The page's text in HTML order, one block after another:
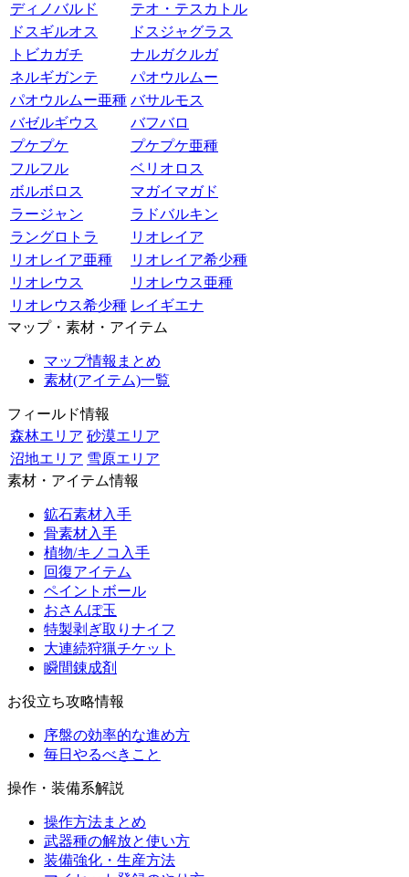
ディノバルド
テオ・テスカトル
ドスギルオス
ドスジャグラス
トビカガチ
ナルガクルガ
ネルギガンテ
パオウルムー
パオウルムー亜種 バサルモス
バゼルギウス
バフバロ
プケプケ
プケプケ亜種
フルフル
ベリオロス
ボルボロス
マガイマガド
ラージャン
ラドバルキン
ラングロトラ
リオレイア
リオレイア亜種
リオレイア希少種
リオレウス
リオレウス亜種
リオレウス希少種 レイギエナ
マップ・素材・アイテム
マップ情報まとめ
素材(アイテム)一覧
フィールド情報
森林エリア 砂漠エリア
沼地エリア 雪原エリア
素材・アイテム情報
鉱石素材入手
骨素材入手
植物/キノコ入手
回復アイテム
ペイントボール
おさんぽ玉
特製剥ぎ取りナイフ
大連続狩猟チケット
瞬間錬成剤
お役立ち攻略情報
序盤の効率的な進め方
毎日やるべきこと
操作・装備系解説
操作方法まとめ
武器種の解放と使い方
装備強化・生産方法